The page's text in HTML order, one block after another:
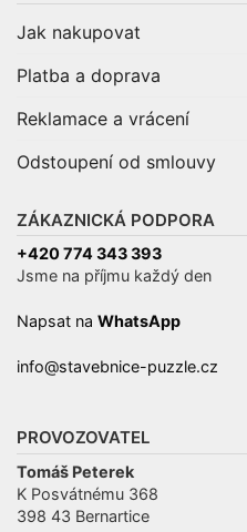
Jak nakupovat
Platba a doprava
Reklamace a vrácení
Odstoupení od smlouvy
ZÁKAZNICKÁ PODPORA
+420 774 343 393
Jsme na příjmu každý den
Napsat na WhatsApp
info@stavebnice-puzzle.cz
PROVOZOVATEL
Tomáš Peterek
K Posvátnému 368
398 43 Bernartice